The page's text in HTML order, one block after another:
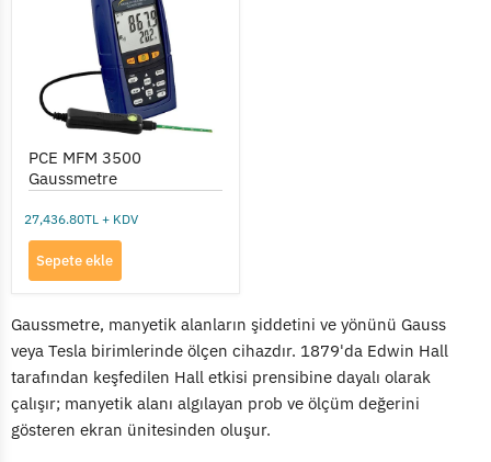
PCE MFM 3500
Gaussmetre
27,436.80TL + KDV
Sepete ekle
Gaussmetre, manyetik alanların şiddetini ve yönünü Gauss
veya Tesla birimlerinde ölçen cihazdır. 1879'da Edwin Hall
tarafından keşfedilen Hall etkisi prensibine dayalı olarak
çalışır; manyetik alanı algılayan prob ve ölçüm değerini
gösteren ekran ünitesinden oluşur.